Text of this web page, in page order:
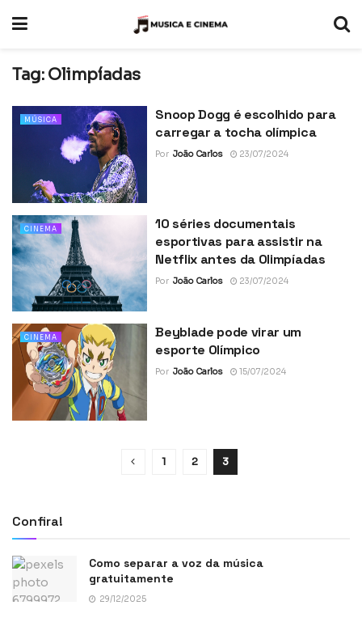
Tag: Olimpíadas
MÚSICA
Snoop Dogg é escolhido para
carregar a tocha olímpica
Por João Carlos 23/07/2024
CINEMA
10 séries documentais
esportivas para assistir na
Netflix antes da Olimpíadas
Por João Carlos 23/07/2024
CINEMA
Beyblade pode virar um
esporte Olímpico
Por João Carlos 15/07/2024
1 2 3
Confira!
Como separar a voz da música
gratuitamente
29/12/2025